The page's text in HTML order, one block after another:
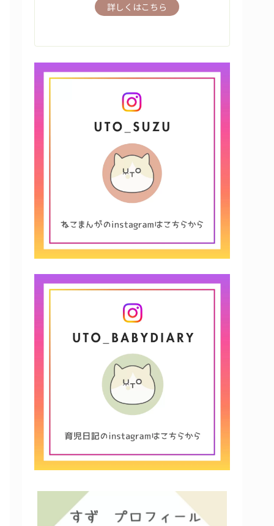
詳しくはこちら